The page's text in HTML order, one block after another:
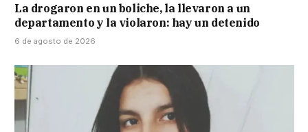
La drogaron en un boliche, la llevaron a un
departamento y la violaron: hay un detenido
6 de agosto de 2026